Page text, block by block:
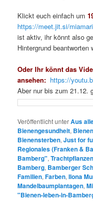
Klickt euch einfach um
https://meet.jit.si/
ist aktiv, ihr könnt also
Hintergrund beantworten
Oder Ihr könnt das
ansehen: https://
Aber nur bis zum 21.12.
Veröffentlicht unterAus
Bienengesundheit,
Bienensterben,Just for
Regionales (Franken &
Bamberg",Trachtpflanzen
Bamberg, Bamberger
Familien,Farben,Ilona
Mandelbaumplantagen,
"Bienen-leben-in-